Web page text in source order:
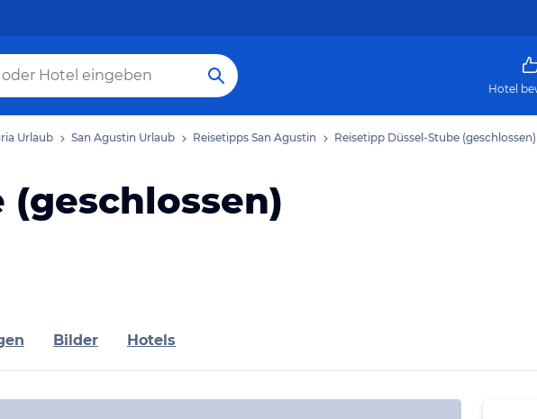
Hotel
Urlaub San Agustin Urlaub Reisetipps San Agustin Reisetipp Düssel-Stube (geschlossen)
(geschlossen)
Bilder Hotels